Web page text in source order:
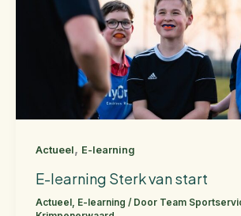
Actueel, E-learning
E-learning Sterk van start
Actueel , E-learning / Door Team